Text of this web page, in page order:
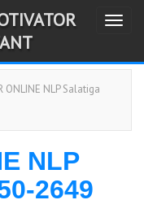
T
g
e
ONLINE NLP Salatiga
NLP
2649